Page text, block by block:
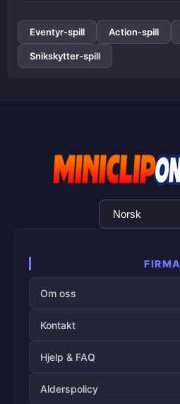
Eventyr-spill Action-spill
Snikskytter-spill
Språkvalg
FIRMA
Om oss
Kontakt
Hjelp & FAQ
Alderspolicy